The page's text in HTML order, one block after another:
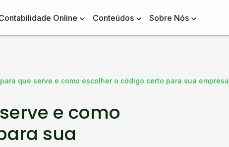
Online Conteúdos Sobre Nós
para que serve e como escolher o código certo para sua empresa
e como
sua